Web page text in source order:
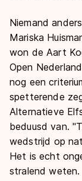
Niemand
Mariska
won de Aart
Open
nog een
spetterende
Alternatieve
beduusd van. "
wedstrijd op
Het is echt
stralend weten.